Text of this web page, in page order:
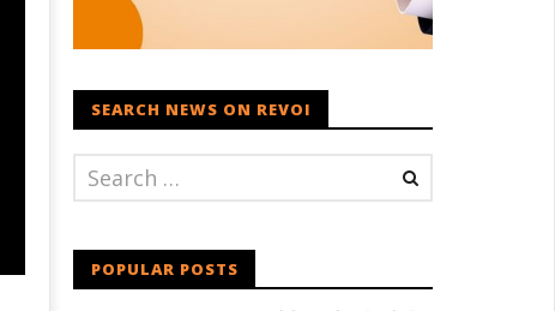
SEARCH NEWS ON REVOI
POPULAR POSTS